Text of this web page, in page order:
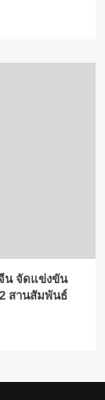
น จัดแข่งขัน
สานสัมพันธ์